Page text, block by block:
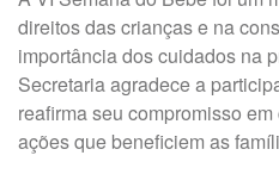
direitos das crianças e na
importância dos cuidados na
Secretaria agradece a
reafirma seu compromisso
ações que beneficiem as